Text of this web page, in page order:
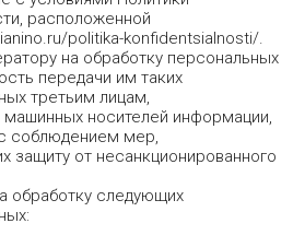
расположенной
politika-konfidentsialnosti/.
на обработку персональных
передачи им таких
третьим лицам,
носителей информации,
соблюдением мер,
защиту от несанкционированного
обработку следующих